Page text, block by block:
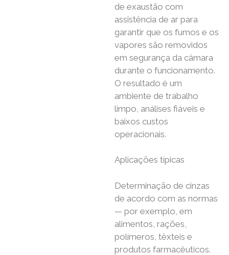
de exaustão com
assistência de ar para
garantir que os fumos e os
vapores são removidos
em segurança da câmara
durante o funcionamento.
O resultado é um
ambiente de trabalho
limpo, análises fiáveis ​​e
baixos custos
operacionais.
Aplicações típicas
Determinação de cinzas
de acordo com as normas
— por exemplo, em
alimentos, rações,
polímeros, têxteis e
produtos farmacêuticos.